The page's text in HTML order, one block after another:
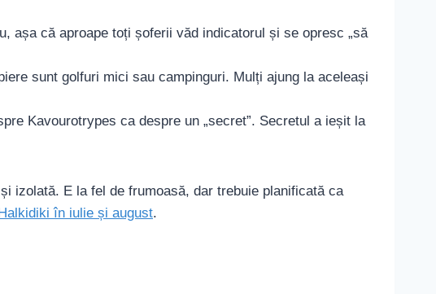
așa că aproape toți șoferii văd indicatorul și se opresc „să
sunt golfuri mici sau campinguri. Mulți ajung la aceleași
Kavourotrypes ca despre un „secret”. Secretul a ieșit la
izolată. E la fel de frumoasă, dar trebuie planificată ca
în iulie și august.